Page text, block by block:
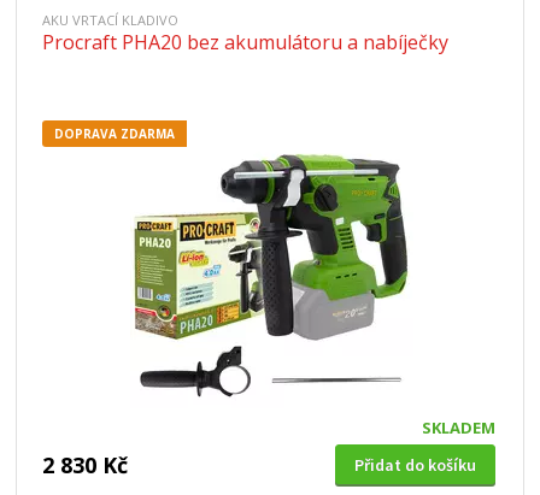
AKU VRTACÍ KLADIVO
Procraft PHA20 bez akumulátoru a nabíječky
DOPRAVA ZDARMA
SKLADEM
2 830 Kč
Přidat do košíku